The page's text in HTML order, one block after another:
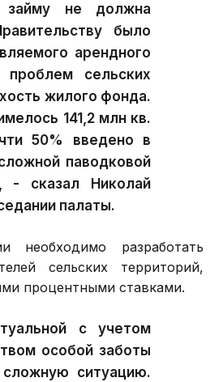
займу не должна
было
арендного
сельских
жилого фонда.
141,2 млн кв.
50% введено в
паводковой
- сказал Николай
палаты.
разработать
сельских территорий,
процентными ставками.
с учетом
особой заботы
ситуацию.